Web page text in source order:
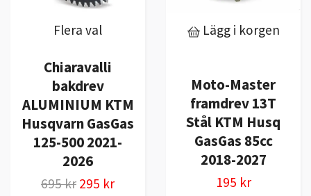
Flera val
Chiaravalli
bakdrev
ALUMINIUM KTM
Husqvarn GasGas
125-500 2021-
2026
695 kr 295 kr
Lägg i korgen
Moto-Master
framdrev 13T
Stål KTM Husq
GasGas 85cc
2018-2027
195 kr